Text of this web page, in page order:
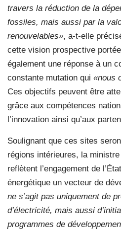
travers la réduction de la
fossiles, mais aussi par la
renouvelables», a-t-elle
cette vision prospective
également une réponse à un
constante mutation qui «nous
Ces objectifs peuvent être
grâce aux compétences
l’innovation ainsi qu’aux
Soulignant que ces sites
régions intérieures, la
reflètent l’engagement de
énergétique un vecteur de
ne s’agit pas uniquement de
d’électricité, mais aussi
programmes de